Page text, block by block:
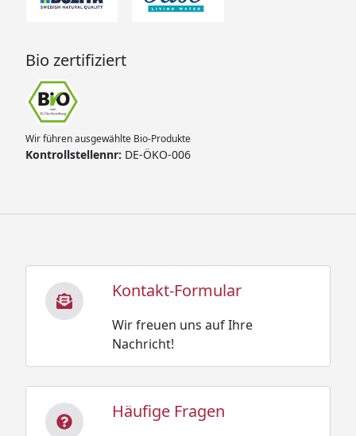
Bio zertifiziert
Wir führen ausgewählte Bio-Produkte
Kontrollstellennr: DE-ÖKO-006
Kontakt-Formular
Wir freuen uns auf Ihre
Nachricht!
Häufige Fragen